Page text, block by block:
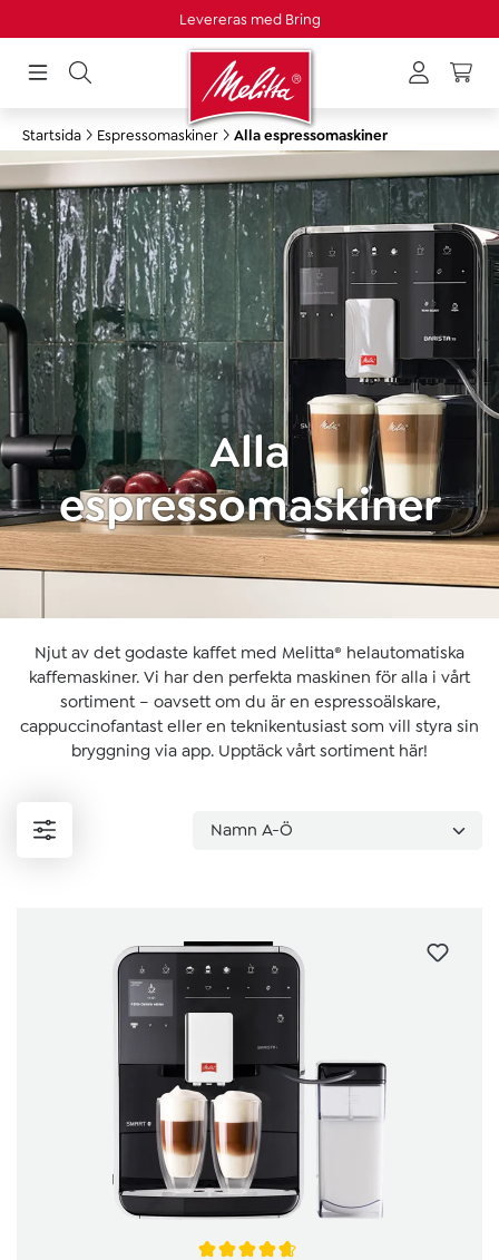
Levereras med Bring
Startsida Espressomaskiner Alla espressomaskiner
Alla
espressomaskiner
Njut av det godaste kaffet med Melitta® helautomatiska
kaffemaskiner. Vi har den perfekta maskinen för alla i vårt
sortiment – oavsett om du är en espressoälskare,
cappuccinofantast eller en teknikentusiast som vill styra sin
bryggning via app. Upptäck vårt sortiment här!